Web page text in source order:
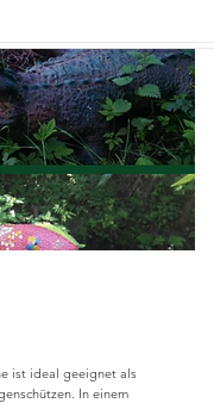
ist ideal geeignet als
In einem